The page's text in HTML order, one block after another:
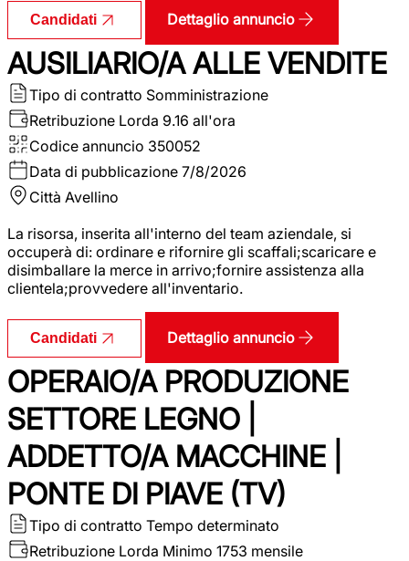
Candidati Dettaglio annuncio
AUSILIARIO/A ALLE VENDITE
Tipo di contratto Somministrazione
Retribuzione Lorda 9.16 all'ora
Codice annuncio 350052
Data di pubblicazione 7/8/2026
Città Avellino
La risorsa, inserita all'interno del team aziendale, si
occuperà di: ordinare e rifornire gli scaffali;scaricare e
disimballare la merce in arrivo;fornire assistenza alla
clientela;provvedere all'inventario.
Candidati Dettaglio annuncio
OPERAIO/A PRODUZIONE
SETTORE LEGNO |
ADDETTO/A MACCHINE |
PONTE DI PIAVE (TV)
Tipo di contratto Tempo determinato
Retribuzione Lorda Minimo 1753 mensile